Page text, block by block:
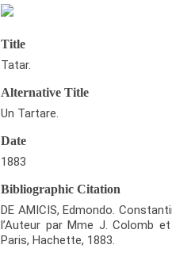
Title
Tatar.
Alternative Title
Un Tartare.
Date
1883
Bibliographic Citation
DE AMICIS, Edmondo.
l’Auteur par Mme J. Colomb
Paris, Hachette, 1883.